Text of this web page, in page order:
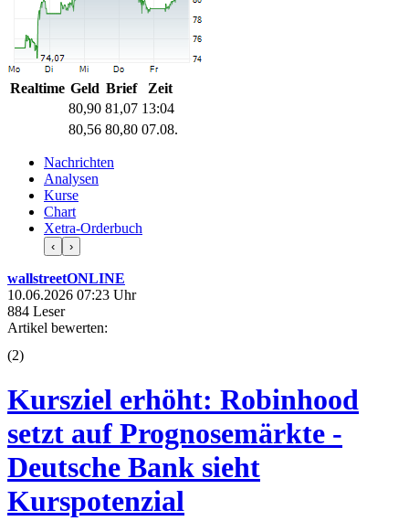
Realtime Geld Brief
Zeit
80,90 81,07 13:04
80,56 80,80 07.08.
Nachrichten
Analysen
Kurse
Chart
Xetra-Orderbuch
‹ ›
wallstreetONLINE
10.06.2026 07:23 Uhr
884 Leser
Artikel bewerten:
(2)
Kursziel erhöht: Robinhood
setzt auf Prognosemärkte -
Deutsche Bank sieht
Kurspotenzial